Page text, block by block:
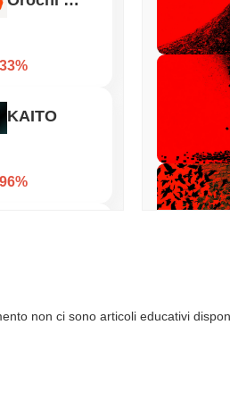
KAITO
non ci sono articoli educativi